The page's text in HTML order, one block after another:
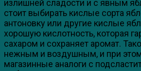
излишней сладости и с явным
стоит выбирать кислые сорта
антоновку или другие кислые
хорошую кислотность, которая
сахаром и сохраняет аромат.
нежным и воздушным, и при
магазинные аналоги с